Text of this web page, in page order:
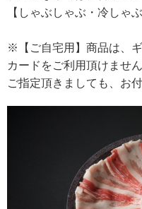
【しゃぶしゃぶ・冷しゃ
※【ご自宅用】商品は、
カードをご利用頂けません
ご指定頂きましても、お